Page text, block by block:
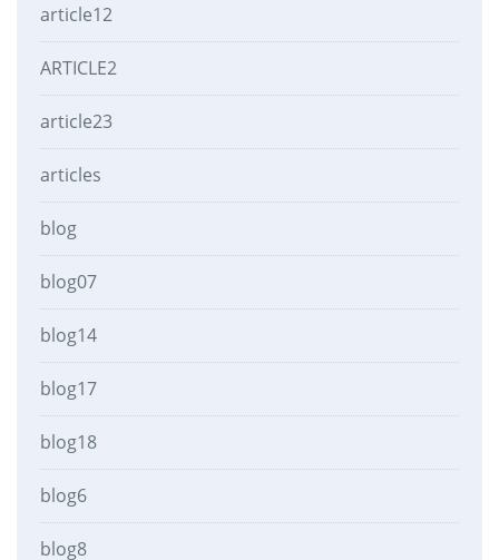
article12
ARTICLE2
article23
articles
blog
blog07
blog14
blog17
blog18
blog6
blog8